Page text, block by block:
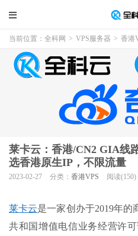
当前位置： 全科网 > VPS服务器 > 香港
莱卡云：香港/CN2 GIA线
选香港原生IP，不限流量
2023-02-27 分类： 香港VPS 阅读(150)
莱卡云是一家创办于2019年的
共和国增值电信业务经营许可